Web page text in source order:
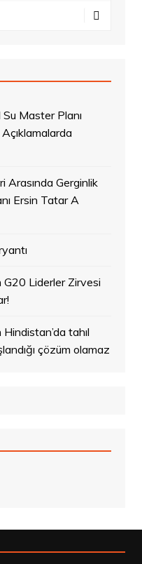
Master Planı
Arasında Gerginlik
Ersin Tatar A
G20 Liderler Zirvesi
tahıl
çözüm olamaz